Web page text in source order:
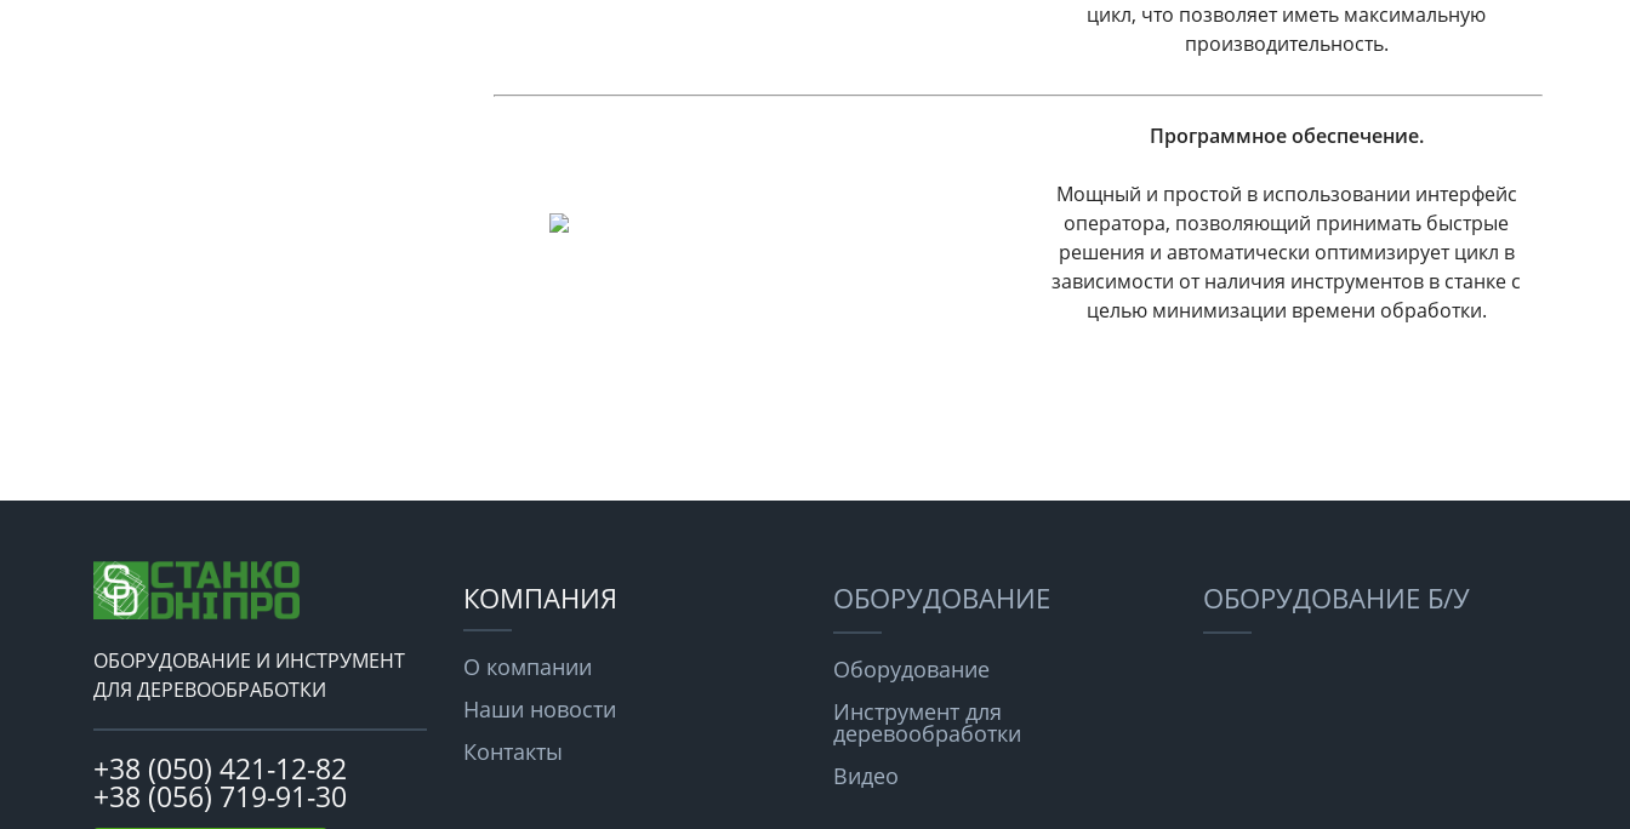
цикл, что позволяет иметь максимальную
производительность.
Программное обеспечение.
Мощный и простой в использовании интерфейс
оператора, позволяющий принимать быстрые
решения и автоматически оптимизирует цикл в
зависимости от наличия инструментов в станке с
целью минимизации времени обработки.
ОБОРУДОВАНИЕ И ИНСТРУМЕНТ
ДЛЯ ДЕРЕВООБРАБОТКИ
+38 (050) 421-12-82
+38 (056) 719-91-30
КОМПАНИЯ
О компании
Наши новости
Контакты
ОБОРУДОВАНИЕ
Оборудование
Инструмент для
деревообработки
Видео
ОБОРУДОВАНИЕ Б/У